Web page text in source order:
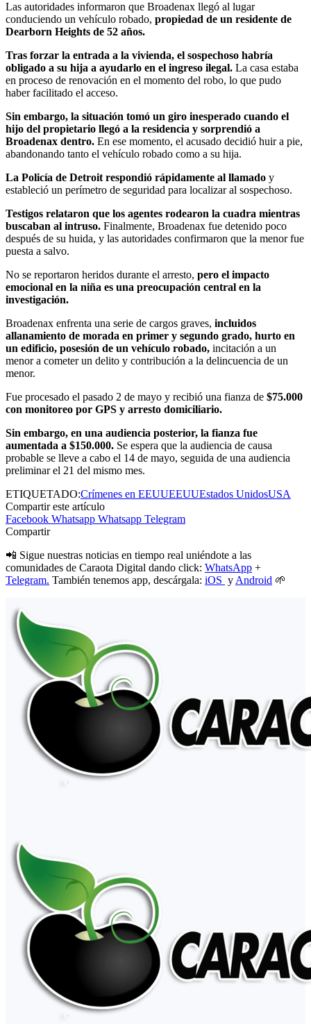
Las autoridades informaron que Broadenax llegó al lugar
conduciendo un vehículo robado, propiedad de un residente de
Dearborn Heights de 52 años.
Tras forzar la entrada a la vivienda, el sospechoso habría
obligado a su hija a ayudarlo en el ingreso ilegal. La casa estaba
en proceso de renovación en el momento del robo, lo que pudo
haber facilitado el acceso.
Sin embargo, la situación tomó un giro inesperado cuando el
hijo del propietario llegó a la residencia y sorprendió a
Broadenax dentro. En ese momento, el acusado decidió huir a pie,
abandonando tanto el vehículo robado como a su hija.
La Policía de Detroit respondió rápidamente al llamado y
estableció un perímetro de seguridad para localizar al sospechoso.
Testigos relataron que los agentes rodearon la cuadra mientras
buscaban al intruso. Finalmente, Broadenax fue detenido poco
después de su huida, y las autoridades confirmaron que la menor fue
puesta a salvo.
No se reportaron heridos durante el arresto, pero el impacto
emocional en la niña es una preocupación central en la
investigación.
Broadenax enfrenta una serie de cargos graves, incluidos
allanamiento de morada en primer y segundo grado, hurto en
un edificio, posesión de un vehículo robado, incitación a un
menor a cometer un delito y contribución a la delincuencia de un
menor.
Fue procesado el pasado 2 de mayo y recibió una fianza de $75.000
con monitoreo por GPS y arresto domiciliario.
Sin embargo, en una audiencia posterior, la fianza fue
aumentada a $150.000. Se espera que la audiencia de causa
probable se lleve a cabo el 14 de mayo, seguida de una audiencia
preliminar el 21 del mismo mes.
ETIQUETADO:Crímenes en EEUUEEUUEstados UnidosUSA
Compartir este artículo
Facebook Whatsapp Whatsapp Telegram
Compartir
📲 Sigue nuestras noticias en tiempo real uniéndote a las
comunidades de Caraota Digital dando click: WhatsApp +
Telegram. También tenemos app, descárgala: iOS y Android 🌱